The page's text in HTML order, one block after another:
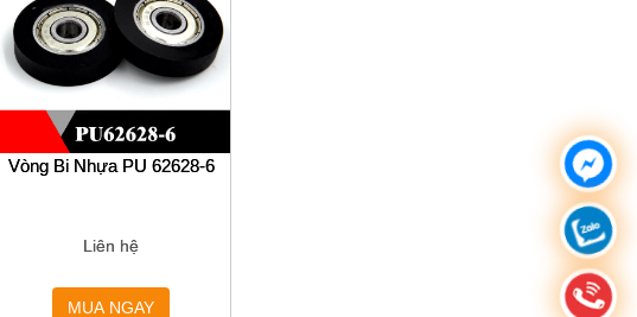
Vòng Bi Nhựa PU 62628-6
Liên hệ
MUA NGAY